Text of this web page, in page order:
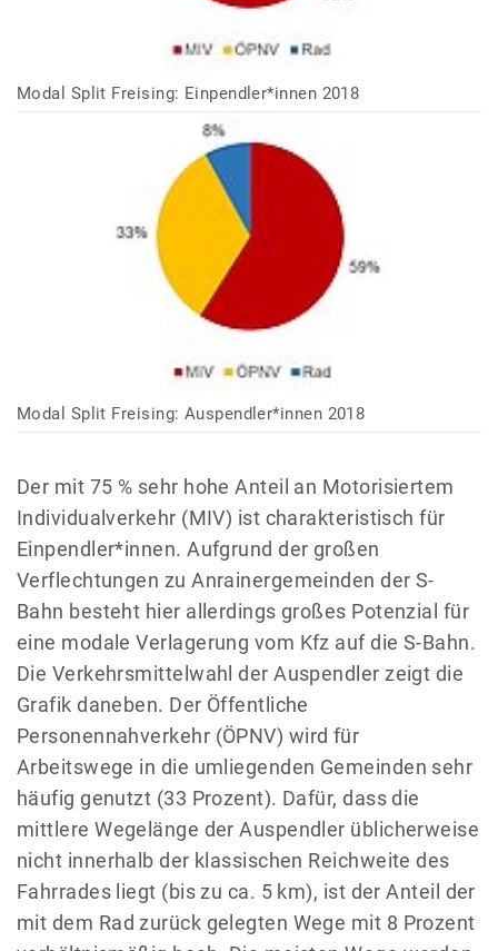
Modal Split Freising: Einpendler*innen 2018
Modal Split Freising: Auspendler*innen 2018
Der mit 75 % sehr hohe Anteil an Motorisiertem
Individualverkehr (MIV) ist charakteristisch für
Einpendler*innen. Aufgrund der großen
Verflechtungen zu Anrainergemeinden der S-
Bahn besteht hier allerdings großes Potenzial für
eine modale Verlagerung vom Kfz auf die S-Bahn.
Die Verkehrsmittelwahl der Auspendler zeigt die
Grafik daneben. Der Öffentliche
Personennahverkehr (ÖPNV) wird für
Arbeitswege in die umliegenden Gemeinden sehr
häufig genutzt (33 Prozent). Dafür, dass die
mittlere Wegelänge der Auspendler üblicherweise
nicht innerhalb der klassischen Reichweite des
Fahrrades liegt (bis zu ca. 5 km), ist der Anteil der
mit dem Rad zurück gelegten Wege mit 8 Prozent